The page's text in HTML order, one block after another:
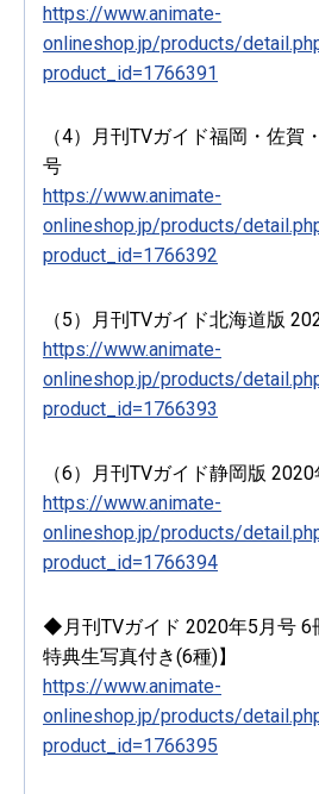
https://www.animate-
onlineshop.jp/products/
product_id=1766391
（4）月刊TVガイド福岡・佐賀
号
https://www.animate-
onlineshop.jp/products/
product_id=1766392
（5）月刊TVガイド北海道版
https://www.animate-
onlineshop.jp/products/
product_id=1766393
（6）月刊TVガイド静岡版
https://www.animate-
onlineshop.jp/products/
product_id=1766394
◆月刊TVガイド 2020年5月号 6
特典生写真付き(6種)】
https://www.animate-
onlineshop.jp/products/
product_id=1766395